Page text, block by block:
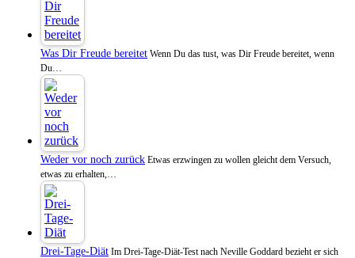
Was Dir Freude bereitet Wenn Du das tust, was Dir Freude bereitet, wenn
Du…
Weder vor noch zurück Etwas erzwingen zu wollen gleicht dem Versuch,
etwas zu erhalten,…
Drei-Tage-Diät Im Drei-Tage-Diät-Test nach Neville Goddard bezieht er sich